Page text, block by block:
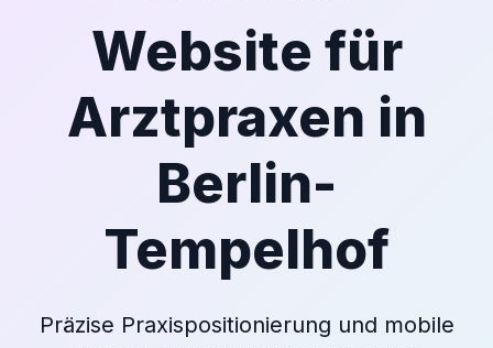
Website für
Arztpraxen in
Berlin-
Tempelhof
Präzise Praxispositionierung und mobile